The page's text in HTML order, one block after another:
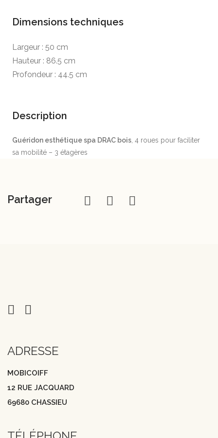
Dimensions techniques
Largeur : 50 cm
Hauteur : 86.5 cm
Profondeur : 44.5 cm
Description
Guéridon esthétique spa DRAC bois , 4 roues pour faciliter
sa mobilité – 3 étagères
Partager
ADRESSE
MOBICOIFF
12 RUE JACQUARD
69680 CHASSIEU